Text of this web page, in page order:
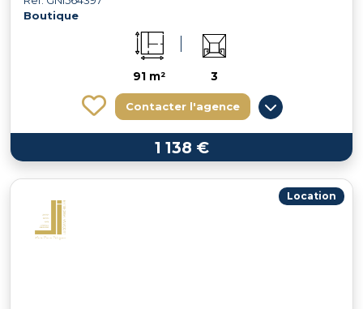
Boutique
91 m² 3
Contacter l'agence
1 138 €
Location